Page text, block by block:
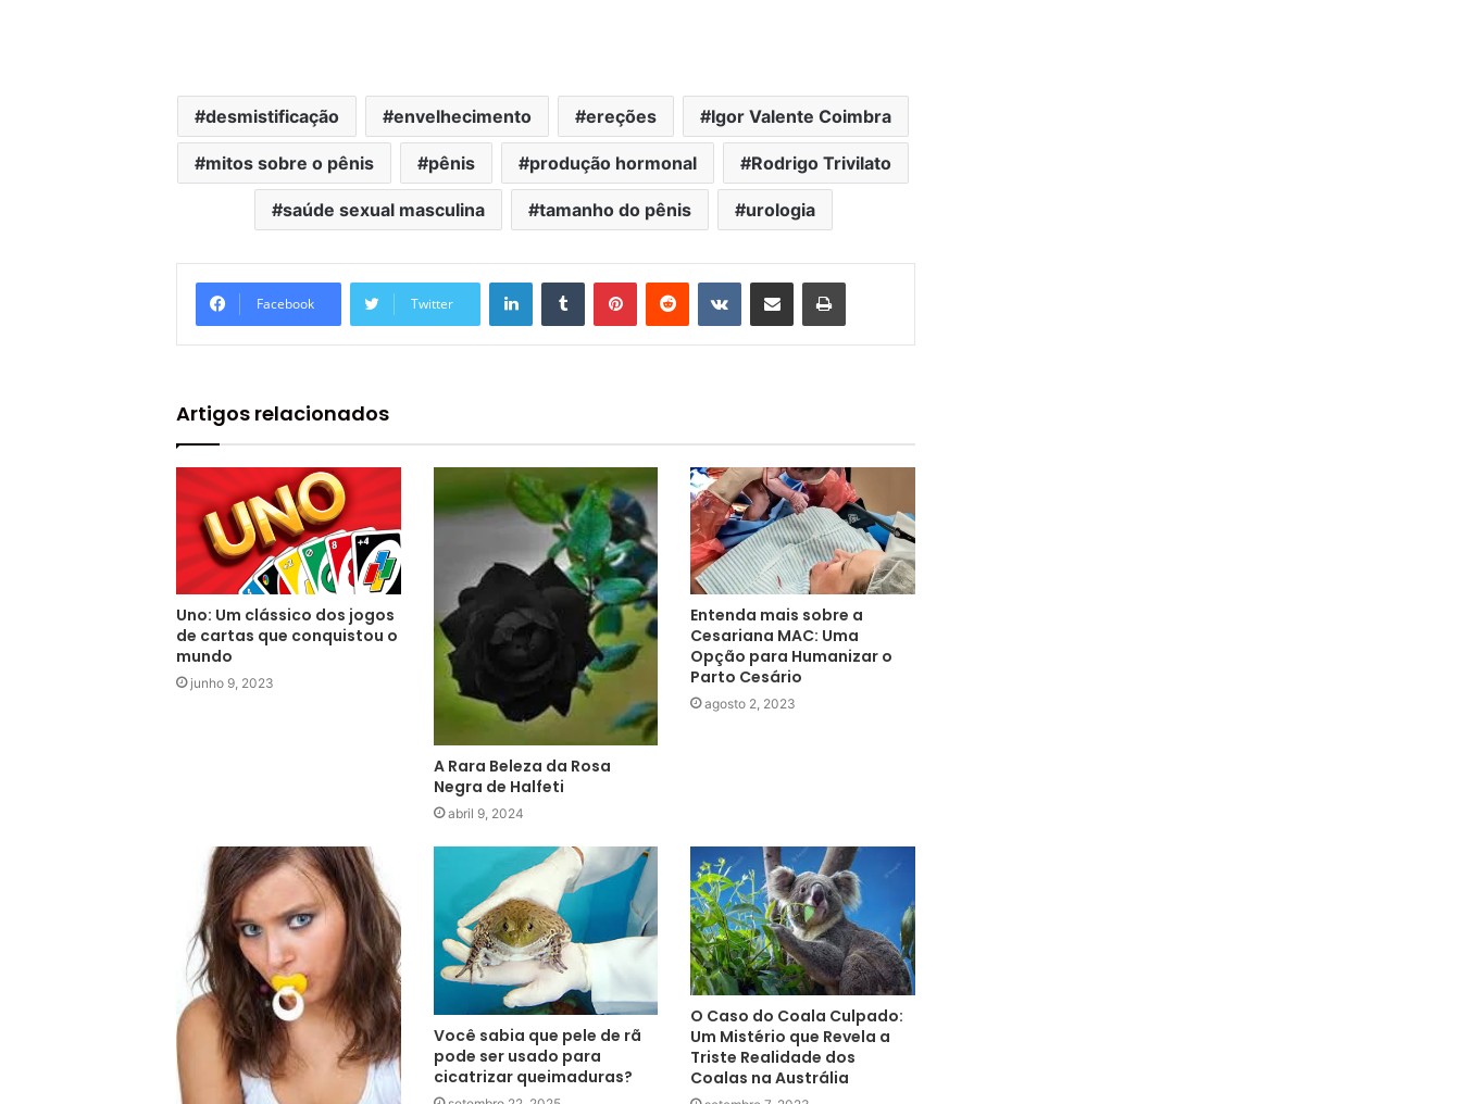
desmistificação envelhecimento ereções Igor Valente Coimbra
mitos sobre o pênis pênis produção hormonal Rodrigo Trivilato
saúde sexual masculina tamanho do pênis urologia
Facebook Twitter
Artigos relacionados
Uno: Um clássico dos jogos
de cartas que conquistou o
mundo
junho 9, 2023
A Rara Beleza da Rosa
Negra de Halfeti
abril 9, 2024
Entenda mais sobre a
Cesariana MAC: Uma
Opção para Humanizar o
Parto Cesário
agosto 2, 2023
Você sabia que pele de rã
pode ser usado para
cicatrizar queimaduras?
O Caso do Coala Culpado:
Um Mistério que Revela a
Triste Realidade dos
Coalas na Austrália